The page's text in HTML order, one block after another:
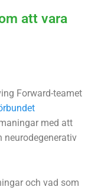
att vara
Forward-teamet
med att
neurodegenerativ
och vad som